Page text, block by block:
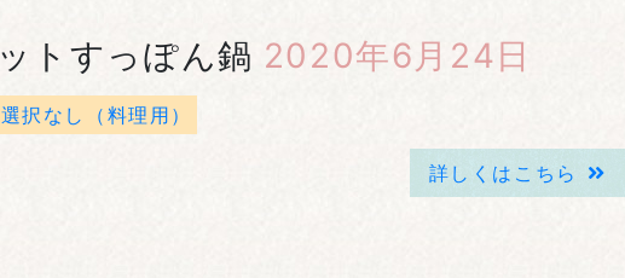
すっぽん鍋 2020年6月24日
選択なし（料理用）
詳しくはこちら